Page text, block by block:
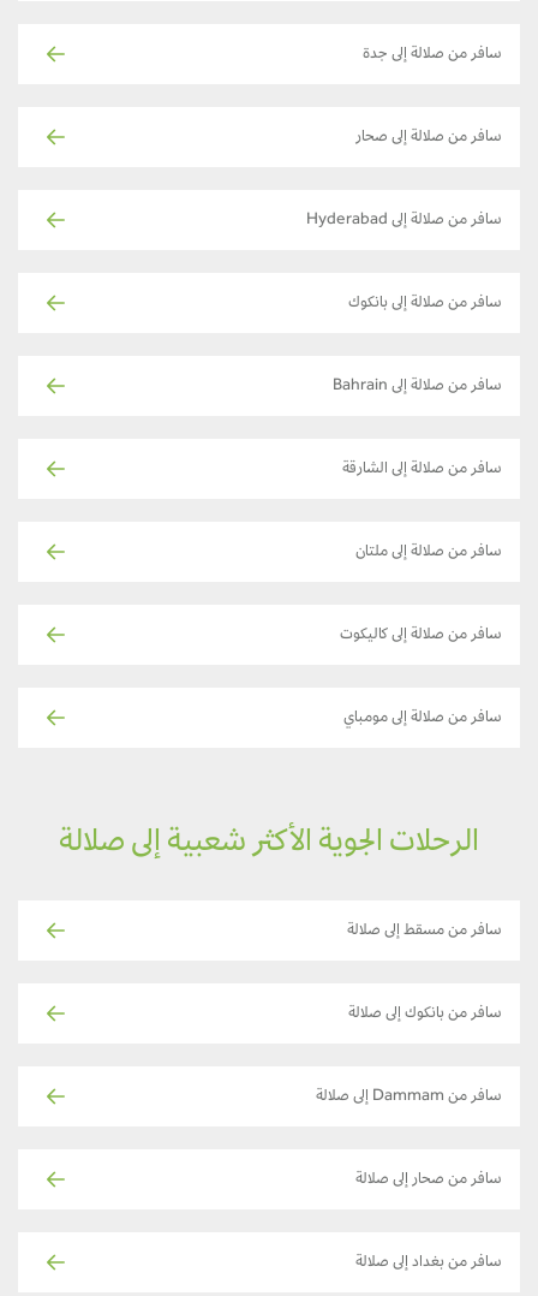
سافر من صلالة إلى جدة
سافر من صلالة إلى صحار
سافر من صلالة إلى Hyderabad
سافر من صلالة إلى بانكوك
سافر من صلالة إلى Bahrain
سافر من صلالة إلى الشارقة
سافر من صلالة إلى ملتان
سافر من صلالة إلى كاليكوت
سافر من صلالة إلى مومباي
الرحلات الجوية الأكثر شعبية إلى صلالة
سافر من مسقط إلى صلالة
سافر من بانكوك إلى صلالة
سافر من Dammam إلى صلالة
سافر من صحار إلى صلالة
سافر من بغداد إلى صلالة